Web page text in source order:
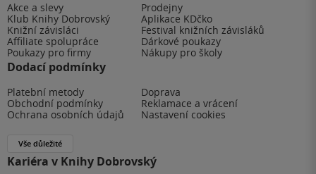
Akce a slevy
Prodejny
Klub Knihy Dobrovský
Aplikace KDčko
Knižní závisláci
Festival knižních závisláků
Affiliate spolupráce
Dárkové poukazy
Poukazy pro firmy
Nákupy pro školy
Dodací podmínky
Platební metody
Doprava
Obchodní podmínky
Reklamace a vrácení
Ochrana osobních údajů
Nastavení cookies
Vše důležité
Kariéra v Knihy Dobrovský